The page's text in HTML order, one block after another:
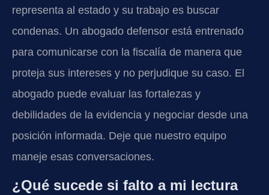
representa al estado y su trabajo es buscar
condenas. Un abogado defensor está entrenado
para comunicarse con la fiscalía de manera que
proteja sus intereses y no perjudique su caso. El
abogado puede evaluar las fortalezas y
debilidades de la evidencia y negociar desde una
posición informada. Deje que nuestro equipo
maneje esas conversaciones.
¿Qué sucede si falto a mi lectura